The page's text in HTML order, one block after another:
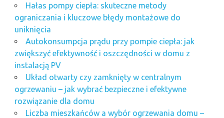
zarządzanie
nieruchomościami
poznań
Hałas pompy ciepła: skuteczne metody
ograniczania i kluczowe błędy montażowe do
uniknięcia
Autokonsumpcja prądu przy pompie ciepła: jak
zwiększyć efektywność i oszczędności w domu z
instalacją PV
Układ otwarty czy zamknięty w centralnym
ogrzewaniu – jak wybrać bezpieczne i efektywne
rozwiązanie dla domu
Liczba mieszkańców a wybór ogrzewania domu –